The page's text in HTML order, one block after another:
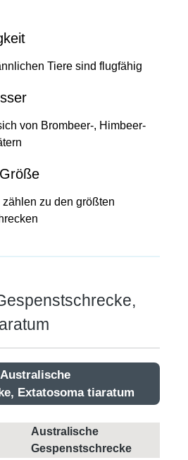
Tiere sind flugfähig
von Brombeer-, Himbeer-
zu den größten
Extatosoma tiaratum
Australische
Gespenstschrecke